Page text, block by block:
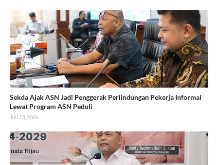
Sekda Ajak ASN Jadi Penggerak Perlindungan Pekerja Informal
Lewat Program ASN Peduli
Juli 23, 2026